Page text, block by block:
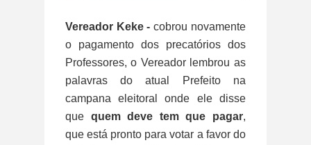
Vereador Keke -cobrou novamente
o pagamento dos precatórios dos
Professores, o Vereador lembrou as
palavras do atual Prefeito na
campana eleitoral onde ele disse
que quem deve tem que pagar,
que está pronto para votar a favor do